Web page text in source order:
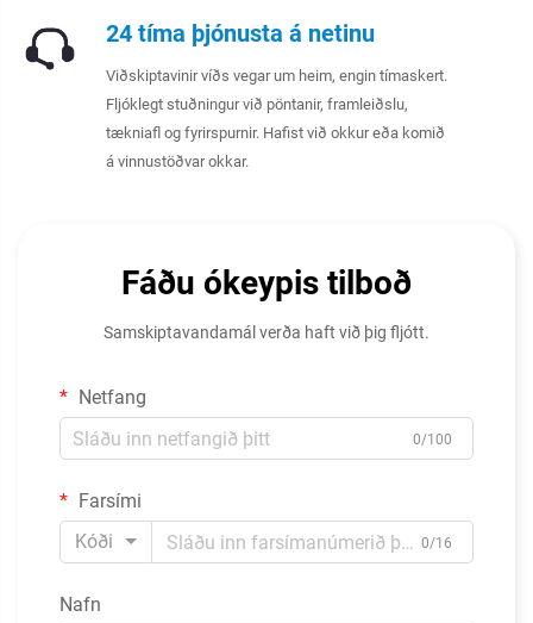
24 tíma þjónusta á netinu
Viðskiptavinir víðs vegar um heim, engin tímaskert.
Fljóklegt stuðningur við pöntanir, framleiðslu,
tækniafl og fyrirspurnir. Hafist við okkur eða komið
á vinnustöðvar okkar.
Fáðu ókeypis tilboð
Samskiptavandamál verða haft við þig fljótt.
Netfang
0/100
Farsími
Kóði
0/16
Nafn